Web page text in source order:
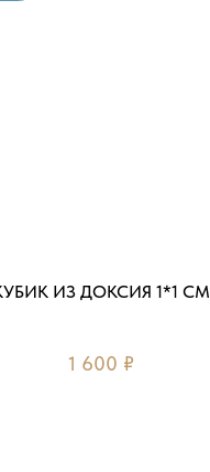
ИЗ ДОКСИЯ 1*1 СМ
1 600 ₽